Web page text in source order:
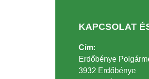
KAPCSOLAT
Cím:
Erdőbénye
3932 Erdőbénye